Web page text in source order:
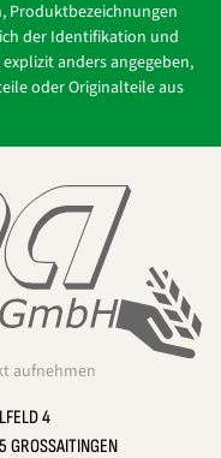
Produktbezeichnungen
der Identifikation und
anders angegeben,
oder Originalteile aus
aufnehmen
4